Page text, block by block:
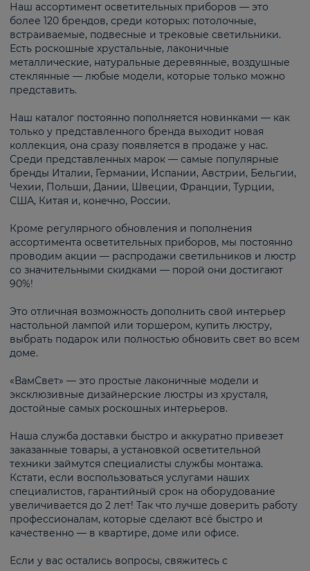
Наш ассортимент осветительных приборов — это
более 120 брендов, среди которых: потолочные,
встраиваемые, подвесные и трековые светильники.
Есть роскошные хрустальные, лаконичные
металлические, натуральные деревянные, воздушные
стеклянные — любые модели, которые только можно
представить.
Наш каталог постоянно пополняется новинками — как
только у представленного бренда выходит новая
коллекция, она сразу появляется в продаже у нас.
Среди представленных марок — самые популярные
бренды Италии, Германии, Испании, Австрии, Бельгии,
Чехии, Польши, Дании, Швеции, Франции, Турции,
США, Китая и, конечно, России.
Кроме регулярного обновления и пополнения
ассортимента осветительных приборов, мы постоянно
проводим акции — распродажи светильников и люстр
со значительными скидками — порой они достигают
90%!
Это отличная возможность дополнить свой интерьер
настольной лампой или торшером, купить люстру,
выбрать подарок или полностью обновить свет во всем
доме.
«ВамСвет» — это простые лаконичные модели и
эксклюзивные дизайнерские люстры из хрусталя,
достойные самых роскошных интерьеров.
Наша служба доставки быстро и аккуратно привезет
заказанные товары, а установкой осветительной
техники займутся специалисты службы монтажа.
Кстати, если воспользоваться услугами наших
специалистов, гарантийный срок на оборудование
увеличивается до 2 лет! Так что лучше доверить работу
профессионалам, которые сделают всё быстро и
качественно — в квартире, доме или офисе.
Если у вас остались вопросы, свяжитесь с